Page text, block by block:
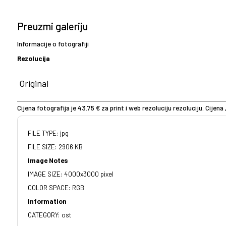
Preuzmi galeriju
Informacije o fotografiji
Rezolucija
Cijena fotografija je 43.75 € za print i web rezoluciju rezoluciju.
FILE TYPE: jpg
FILE SIZE: 2906 KB
Image Notes
IMAGE SIZE: 4000x3000 pixel
COLOR SPACE: RGB
Information
CATEGORY: ost